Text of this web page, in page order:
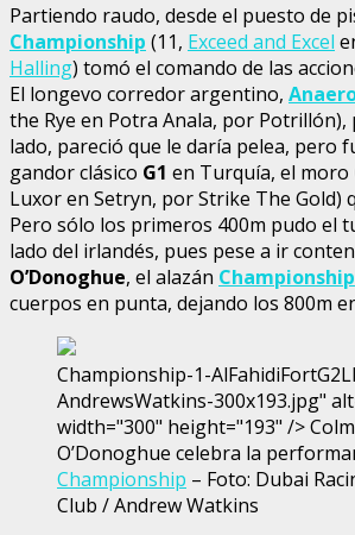
Partiendo raudo, desde el puesto de
Championship (11, Exceed and Excel
Halling) tomó el comando de las
El longevo corredor argentino,
the Rye en Potra Anala, por Potrillón),
lado, pareció que le daría pelea, pero
gandor clásico G1 en Turquía, el moro
Luxor en Setryn, por Strike The Gold)
Pero sólo los primeros 400m pudo el
lado del irlandés, pues pese a ir
O’Donoghue, el alazán Championship
cuerpos en punta, dejando los 800m
Championship-1-
AndrewsWatkins-300x193.jpg"
width="300" height="193" /> Colm
O’Donoghue celebra la
Championship – Foto: Dubai
Club / Andrew Watkins